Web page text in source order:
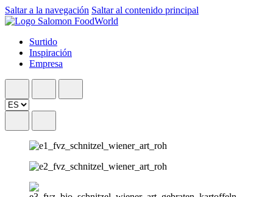
Saltar a la navegación Saltar al contenido principal
Surtido
Inspiración
Empresa